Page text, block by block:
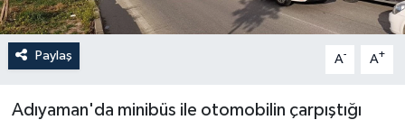
Paylaş A- A+
Adıyaman'da minibüs ile otomobilin çarpıştığı